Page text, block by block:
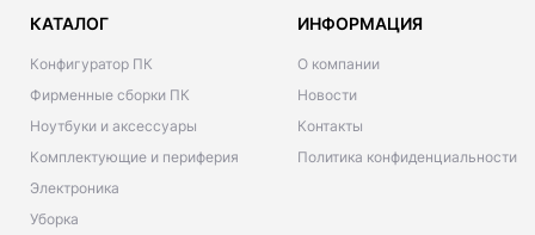
КАТАЛОГ
Конфигуратор ПК
Фирменные сборки ПК
Ноутбуки и аксессуары
Комплектующие и периферия
Электроника
Уборка
ИНФОРМАЦИЯ
О компании
Новости
Контакты
Политика конфиденциальности